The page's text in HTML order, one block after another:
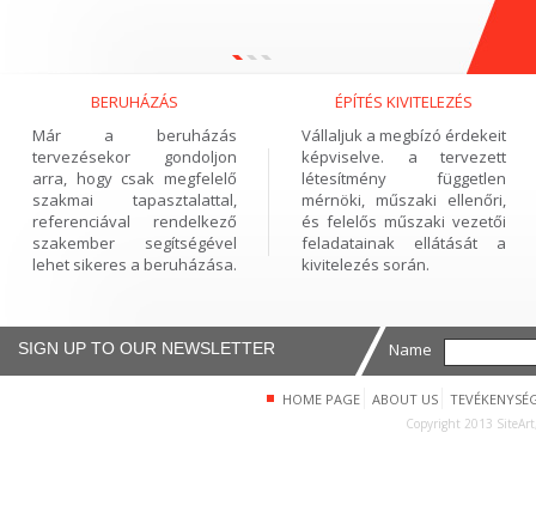
BERUHÁZÁS
Már a beruházás
tervezésekor gondoljon
arra, hogy csak megfelelő
szakmai tapasztalattal,
referenciával rendelkező
szakember segítségével
lehet sikeres a beruházása.
ÉPÍTÉS KIVITELEZÉS
Vállaljuk a megbízó érdekeit
képviselve. a tervezett
létesítmény független
mérnöki, műszaki ellenőri,
és felelős műszaki vezetői
feladatainak ellátását a
kivitelezés során.
SIGN UP TO OUR NEWSLETTER Name
HOME PAGE ABOUT US
Copyright 2013